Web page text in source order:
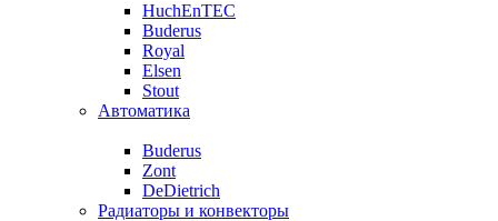
HuchEnTEC
Buderus
Royal
Elsen
Stout
Автоматика
Buderus
Zont
DeDietrich
Радиаторы и конвекторы